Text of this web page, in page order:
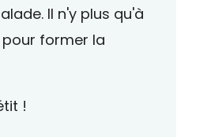
Il n'y plus qu'à
former la
!